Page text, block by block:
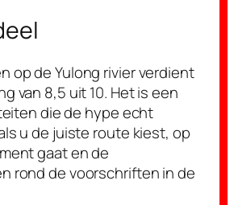
op de Yulong rivier verdient
van 8,5 uit 10. Het is een
die de hype echt
u de juiste route kiest, op
gaat en de
rond de voorschriften in de